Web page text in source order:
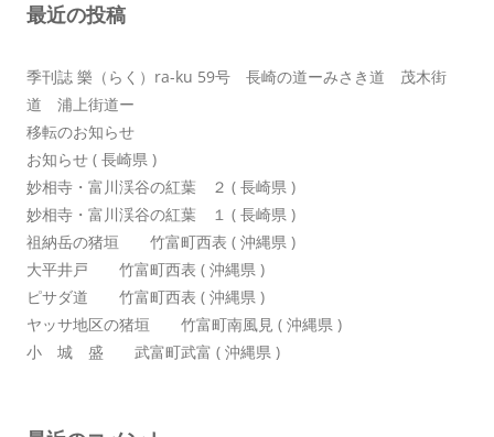
ョ
最近の投稿
季刊誌 樂（らく）ra-ku 59号 長崎の道ーみさき道 茂木街
道 浦上街道ー
移転のお知らせ
お知らせ ( 長崎県 )
妙相寺・富川渓谷の紅葉 ２ ( 長崎県 )
妙相寺・富川渓谷の紅葉 １ ( 長崎県 )
祖納岳の猪垣 竹富町西表 ( 沖縄県 )
大平井戸 竹富町西表 ( 沖縄県 )
ピサダ道 竹富町西表 ( 沖縄県 )
ヤッサ地区の猪垣 竹富町南風見 ( 沖縄県 )
小 城 盛 武富町武富 ( 沖縄県 )